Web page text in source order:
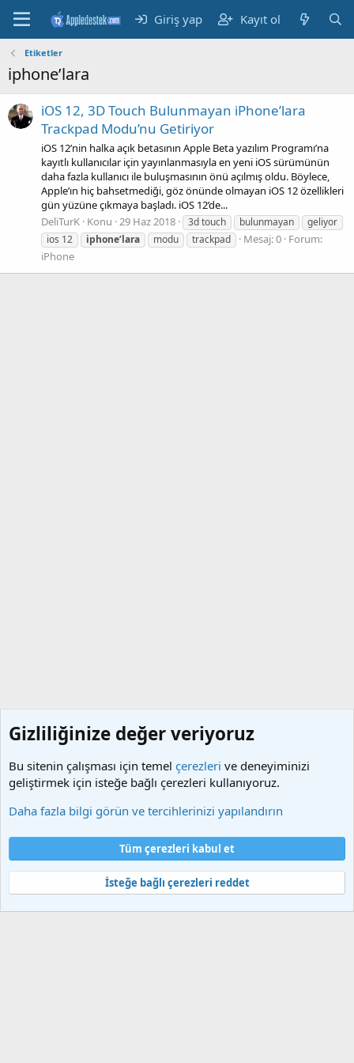
Giriş yap Kayıt ol
Etiketler
iphone’lara
iOS 12, 3D Touch Bulunmayan iPhone’lara
Trackpad Modu’nu Getiriyor
iOS 12’nin halka açık betasının Apple Beta yazılım Programı’na
kayıtlı kullanıcılar için yayınlanmasıyla en yeni iOS sürümünün
daha fazla kullanıcı ile buluşmasının önü açılmış oldu. Böylece,
Apple’ın hiç bahsetmediği, göz önünde olmayan iOS 12 özellikleri
gün yüzüne çıkmaya başladı. iOS 12’de...
DeliTurK Konu 29 Haz 2018 3d touch bulunmayan
geliyor
ios 12
iphone’lara modu trackpad Mesaj: 0 Forum:
iPhone
Şartlar ve kurallar
Gizlilik politikası
Yardım
Ana sayfa
S
S
Community platform by XenForo® © 2010-2025 XenForo Ltd.
Gizliliğinize değer veriyoruz
Bu sitenin çalışması için temel çerezleri ve deneyiminizi
geliştirmek için isteğe bağlı çerezleri kullanıyoruz.
Daha fazla bilgi görün ve tercihlerinizi yapılandırın
Tüm çerezleri kabul et
İsteğe bağlı çerezleri reddet